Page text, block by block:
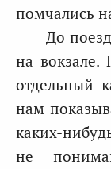
помчались
До
на вокзале.
отдельный
нам
каких-
не